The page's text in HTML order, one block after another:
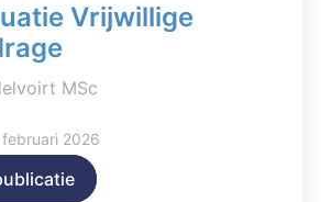
Vrijwillige
MSc
2026